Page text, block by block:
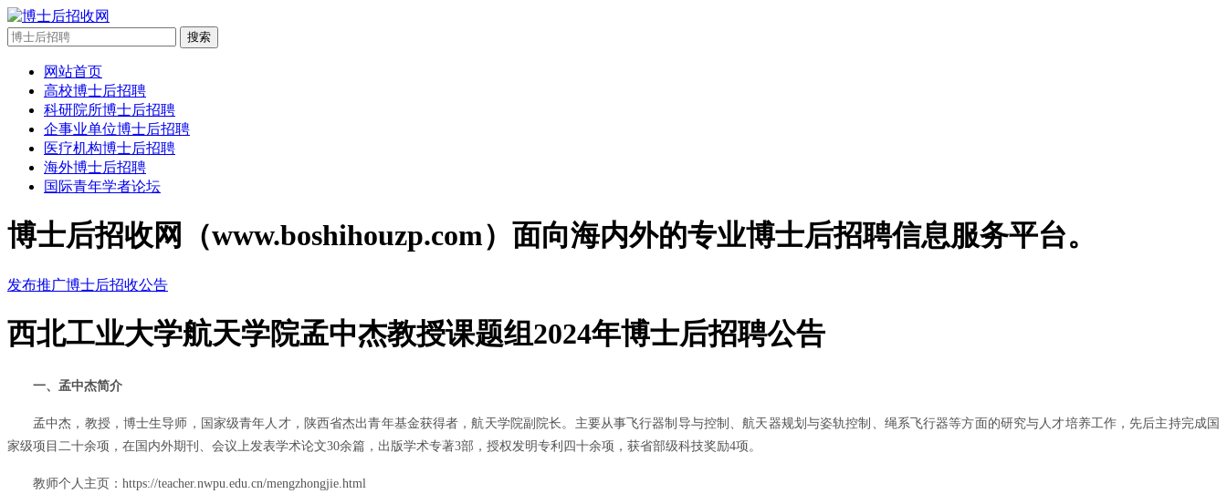
搜索
网站首页
高校博士后招聘
科研院所博士后招聘
企事业单位博士后招聘
医疗机构博士后招聘
海外博士后招聘
国际青年学者论坛
博士后招收网（www.boshihouzp.com）面向海内外的专业博士后招聘信息服务平台。
发布推广博士后招收公告
西北工业大学航天学院孟中杰教授课题组2024年博士后招聘公告
一、孟中杰简介
孟中杰，教授，博士生导师，国家级青年人才，陕西省杰出青年基金获得者，航天学院副院长。主要从事飞行器制导与控制、航天器规划与姿轨控制、绳系飞行器等方面的研究与人才培养工作，先后主持完成国
家级项目二十余项，在国内外期刊、会议上发表学术论文30余篇，出版学术专著3部，授权发明专利四十余项，获省部级科技奖励4项。
教师个人主页：https://teacher.nwpu.edu.cn/mengzhongjie.html